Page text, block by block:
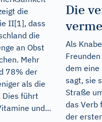
die
II[1], dass
die
an Obst
Mehr
78% der
als die
Dies führt
und...
Die
Als
dem eine
sagt, sie
Straße
das Verb
der